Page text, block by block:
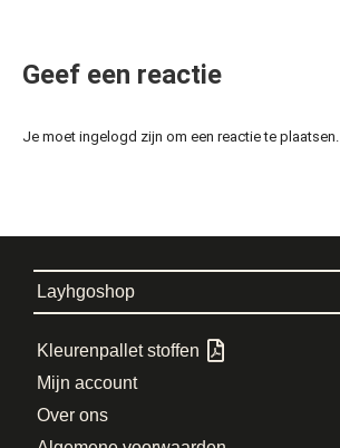
Geef een reactie
Je moet ingelogd zijn om een reactie te plaatsen.
Layhgoshop
Kleurenpallet stoffen
Mijn account
Over ons